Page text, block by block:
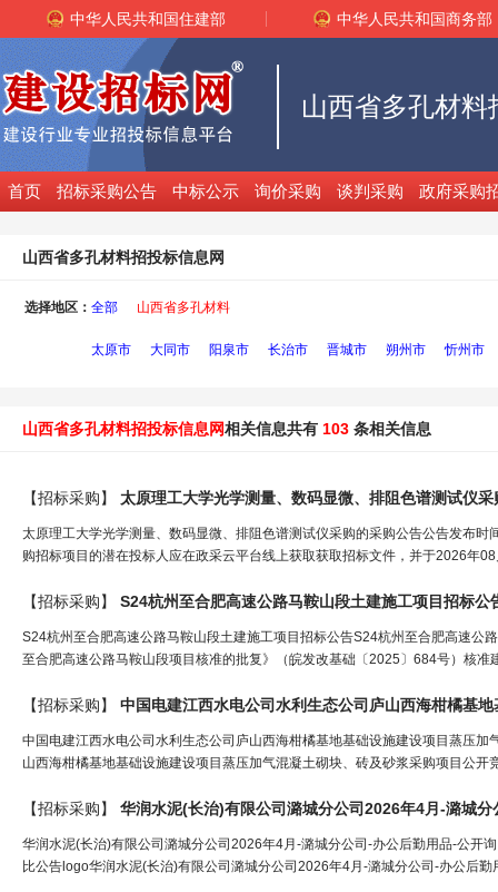
中华人民共和国住建部 中华人民共和国商务部
山西省多孔材料
首页 招标采购公告 中标公示 询价采购 谈判采购 政府采购
山西省多孔材料招投标信息网
选择地区： 全部 山西省多孔材料
太原市 大同市 阳泉市 长治市 晋城市 朔州市 忻州市
山西省多孔材料招投标信息网相关信息共有 103 条相关信息
【招标采购】 太原理工大学光学测量、数码显微、排阻色谱测试仪
太原理工大学光学测量、数码显微、排阻色谱测试仪采购的采购公告公告发布
购招标项目的潜在投标人应在政采云平台线上获取获取招标文件，并于2026年
【招标采购】 S24杭州至合肥高速公路马鞍山段土建施工项目招标公
S24杭州至合肥高速公路马鞍山段土建施工项目招标公告S24杭州至合肥高速公
至合肥高速公路马鞍山段项目核准的批复》（皖发改基础〔2025〕684号）核
【招标采购】
中国电建江西水电公司水利生态公司庐山西海柑橘基地基础设施建设项目蒸压
山西海柑橘基地基础设施建设项目蒸压加气混凝土砌块、砖及砂浆采购项目公开
【招标采购】 华润水泥(长治)有限公司潞城分公司2026年4月-潞城
华润水泥(长治)有限公司潞城分公司2026年4月-潞城分公司-办公后勤用品-公开
比公告logo华润水泥(长治)有限公司潞城分公司2026年4月-潞城分公司-办公后